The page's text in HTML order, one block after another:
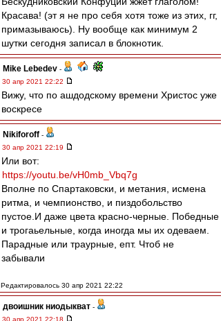
Красава! (эт я не про себя хотя тоже из этих, гг,
примазываюсь). Ну вообще как минимум 2
шутки сегодня записал в блокнотик.
Mike Lebedev -
30 апр 2021 22:22
Вижу, что по ашдодскому времени Христос уже
воскресе
Nikiforoff -
30 апр 2021 22:19
Или вот:
https://youtu.be/vH0mb_Vbq7g
Вполне по Спартаковски, и метания, исмена
ритма, и чемпионство, и пиздобольство
пустое.И даже цвета красно-черные. Победные
и трогаьельные, когда иногда мы их одеваем.
Парадные или траурные, епт. Чтоб не
забывали
Редактировалось 30 апр 2021 22:22
двоишник ниодыкват -
30 апр 2021 22:18